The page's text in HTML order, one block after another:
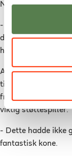
Noroffs opplegg,
- Fleksibiliteten
det. Det at jeg kan
helt perfekt.
Andreas jobber
tid til studiene sine
frem kona Eline,
viktig støttespiller.
- Dette hadde ikke
fantastisk kone.